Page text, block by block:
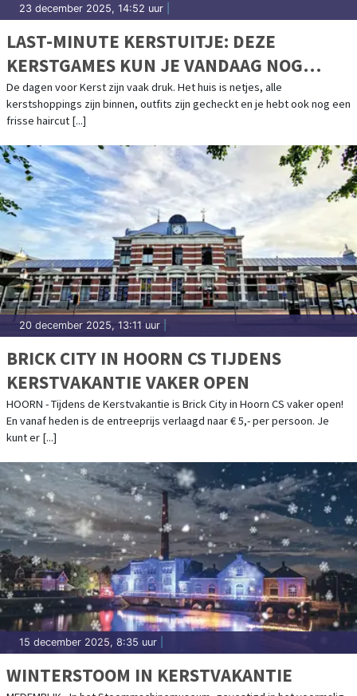
23 december 2025, 14:52 uur
LAST-MINUTE KERSTUITJE: DEZE
KERSTGAMES KUN JE VANDAAG NOG
SPELEN
De dagen voor Kerst zijn vaak druk. Het huis is netjes, alle
kerstshoppings zijn binnen, outfits zijn gecheckt en je hebt ook nog een
frisse haircut [...]
20 december 2025, 13:11 uur
BRICK CITY IN HOORN CS TIJDENS
KERSTVAKANTIE VAKER OPEN
HOORN - Tijdens de Kerstvakantie is Brick City in Hoorn CS vaker open!
En vanaf heden is de entreeprijs verlaagd naar € 5,- per persoon. Je
kunt er [...]
15 december 2025, 8:35 uur
WINTERSTOOM IN KERSTVAKANTIE